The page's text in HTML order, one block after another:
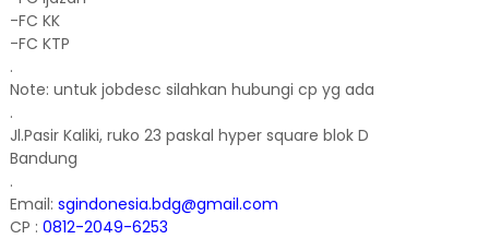
-FC KK
-FC KTP
.
Note: untuk jobdesc silahkan hubungi cp yg ada
.
Jl.Pasir Kaliki, ruko 23 paskal hyper square blok D
Bandung
.
Email: sgindonesia.bdg@gmail.com
CP : 0812-2049-6253